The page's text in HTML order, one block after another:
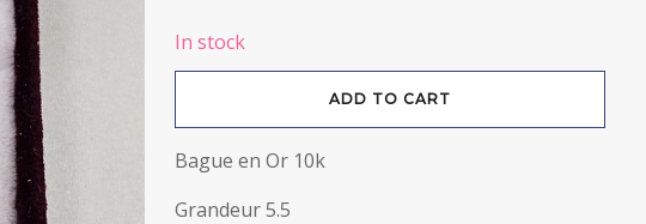
In stock
10k
ADD TO CART
Bague en Or 10k
Grandeur 5.5